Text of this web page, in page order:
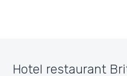
Hotel restaurant